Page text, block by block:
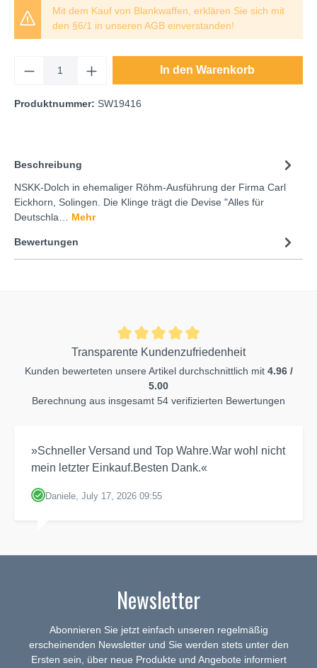
Mit dem Kauf von Blankwaffen, erklären Sie sich mit
den §6/1 in unseren AGB einverstanden!
In den Warenkorb
Produktnummer: SW19416
Beschreibung
NSKK-Dolch in ehemaliger Röhm-Ausführung der Firma Carl
Eickhorn, Solingen. Die Klinge trägt die Devise "Alles für
Deutschla… Mehr
Bewertungen
Transparente Kundenzufriedenheit
Kunden bewerteten unsere Artikel durchschnittlich mit 4.96 /
5.00
Berechnung aus insgesamt 54 verifizierten Bewertungen
»Schneller Versand und Top Wahre.War wohl nicht
mein letzter Einkauf.Besten Dank.«
Daniele, July 17, 2026 09:55
Newsletter
Abonnieren Sie jetzt einfach unseren regelmäßig
erscheinenden Newsletter und Sie werden stets unter den
Ersten sein, über neue Produkte und Angebote informiert